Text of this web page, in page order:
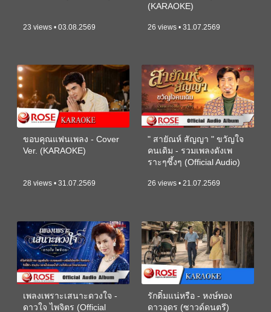
23 views • 03.08.2569
(KARAOKE)
26 views • 31.07.2569
ขอบคุณแฟนเพลง - Cover
Ver. (KARAOKE)
28 views • 31.07.2569
" สายัณห์ สัญญา " ขวัญใจ
คนเดิม - รวมเพลงดังเพ
ราะๆซึ้งๆ (Official Audio)
26 views • 21.07.2569
เพลงเพราะเสนาะดวงใจ -
ดาวใจ ไพจิตร (Official
รักติ๋มแน่หรือ - หงษ์ทอง
ดาวอุดร (ซาวด์ดนตรี)